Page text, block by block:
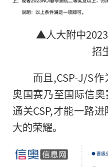
▲人大附中
招
而且,CSP-J/S
奥国赛乃至国际信
通关CSP,才能一路
大的荣耀。